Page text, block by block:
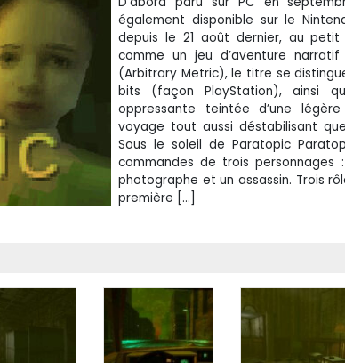
également disponible sur le
depuis le 21 août dernier, au
comme un jeu d’aventure
(Arbitrary Metric), le titre se
bits (façon PlayStation), ainsi
oppressante teintée d’une
voyage tout aussi déstabilisant
Sous le soleil de Paratopic
commandes de trois personnages
photographe et un assassin. Trois
première […]